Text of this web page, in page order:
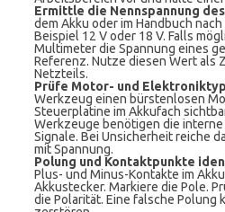
Ermittle die Nennspannung
dem Akku oder im Handbuch
Beispiel 12 V oder 18 V. Falls
Multimeter die Spannung eines
Referenz. Nutze diesen Wert als
Netzteils.
Prüfe Motor- und
Werkzeug einen bürstenlosen
Steuerplatine im Akkufach
Werkzeuge benötigen die
Signale. Bei Unsicherheit reiche
mit Spannung.
Polung und Kontaktpunkte
Plus- und Minus-Kontakte im
Akkustecker. Markiere die Pole.
die Polarität. Eine falsche Polung